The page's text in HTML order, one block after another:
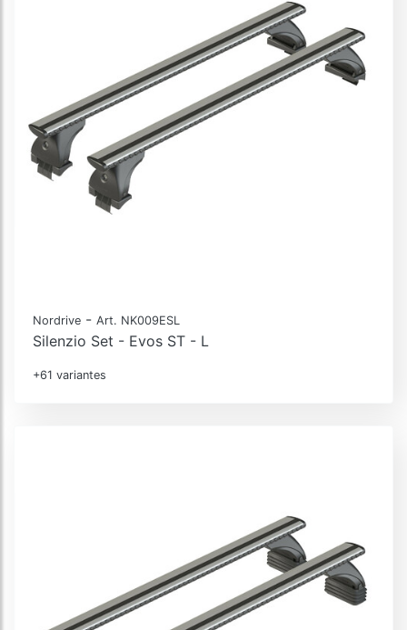
Nordrive - Art. NK009ESL
Silenzio Set - Evos ST - L
+61 variantes